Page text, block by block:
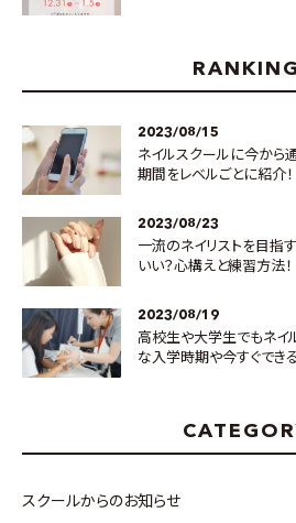
RANKING
2023/08/15
ネイルスクールに今から
期間をレベルごとに紹介！
2023/08/23
一流のネイリストを目指
いい？心構えと練習方法！
2023/08/19
高校生や大学生でもネイ
な入学時期や今すぐでき
スクールからのお知らせ